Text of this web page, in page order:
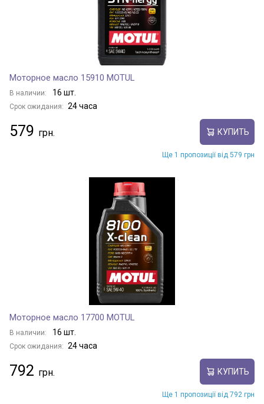
Моторное масло 15910 MOTUL
В наличии: 16 шт.
Срок ожидания: 24 часа
579 КУПИТЬ
Ще 1 пропозиції від 579 грн
Моторное масло 17700 MOTUL
В наличии: 16 шт.
Срок ожидания: 24 часа
792 КУПИТЬ
Ще 1 пропозиції від 792 грн